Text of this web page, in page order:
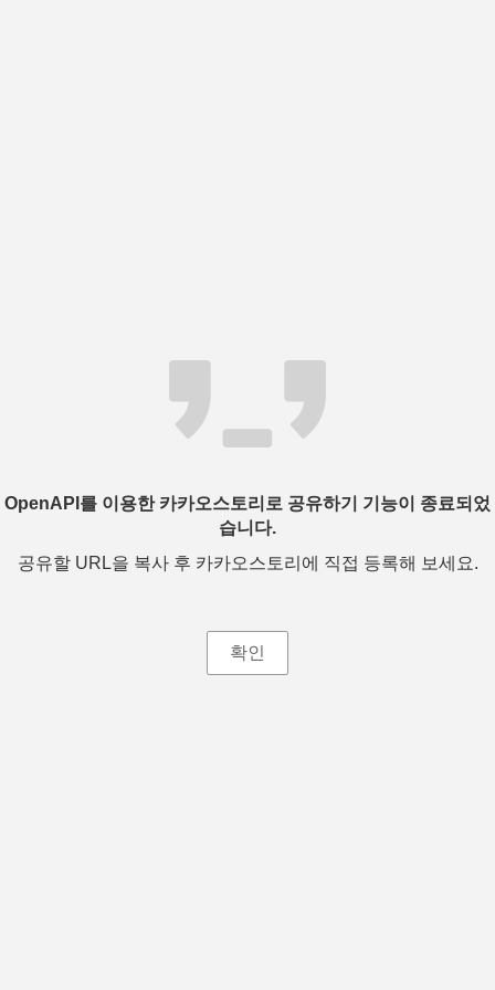
OpenAPI를 이용한 카카오스토리로 공유하기 기능이 종료되었
습니다.
공유할 URL을 복사 후 카카오스토리에 직접 등록해 보세요.
확인